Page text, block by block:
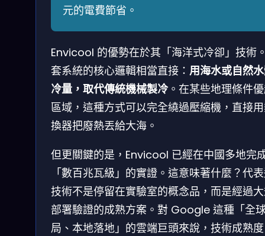
元的電費節省。
Envicool 的優勢在於其「海洋式冷卻」技術
套系統的核心邏輯相當直接： 用海水或自然
冷量，取代傳統機械製冷。在某些地理條件
區域，這種方式可以完全繞過壓縮機，直接
換器把廢熱丟給大海。
但更關鍵的是，Envicool 已經在中國多地完
「數百兆瓦級」的實證。這意味著什麼？代
技術不是停留在實驗室的概念品，而是經過
部署驗證的成熟方案。對 Google 這種「全
局、本地落地」的雲端巨頭來說，技術成熟